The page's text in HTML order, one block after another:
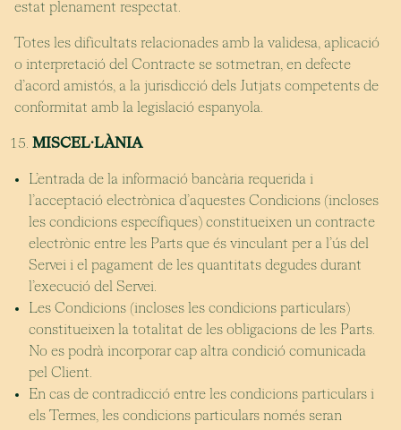
estat plenament respectat.
Totes les dificultats relacionades amb la validesa, aplicació
o interpretació del Contracte se sotmetran, en defecte
d’acord amistós, a la jurisdicció dels Jutjats competents de
conformitat amb la legislació espanyola.
MISCEL·LÀNIA
L’entrada de la informació bancària requerida i
l’acceptació electrònica d’aquestes Condicions (incloses
les condicions específiques) constitueixen un contracte
electrònic entre les Parts que és vinculant per a l’ús del
Servei i el pagament de les quantitats degudes durant
l’execució del Servei.
Les Condicions (incloses les condicions particulars)
constitueixen la totalitat de les obligacions de les Parts.
No es podrà incorporar cap altra condició comunicada
pel Client.
En cas de contradicció entre les condicions particulars i
els Termes, les condicions particulars només seran